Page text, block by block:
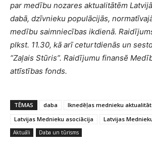
par medību nozares aktualitātēm
dabā, dzīvnieku populācijās,
medību saimniecības ikdienā.
plkst. 11.30, kā arī ceturtdienās un
“Zaļais Stūris”. Raidījumu finansē
attīstības fonds.
TĒMAS daba
Iknedēļas mednieku
Latvijas Mednieku asociācija
Latvijas
Aktuāli Daba un tūrisms